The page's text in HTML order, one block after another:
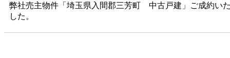
弊社売主物件「埼玉県入間郡三芳町 中古戸建」ご成約い
した。